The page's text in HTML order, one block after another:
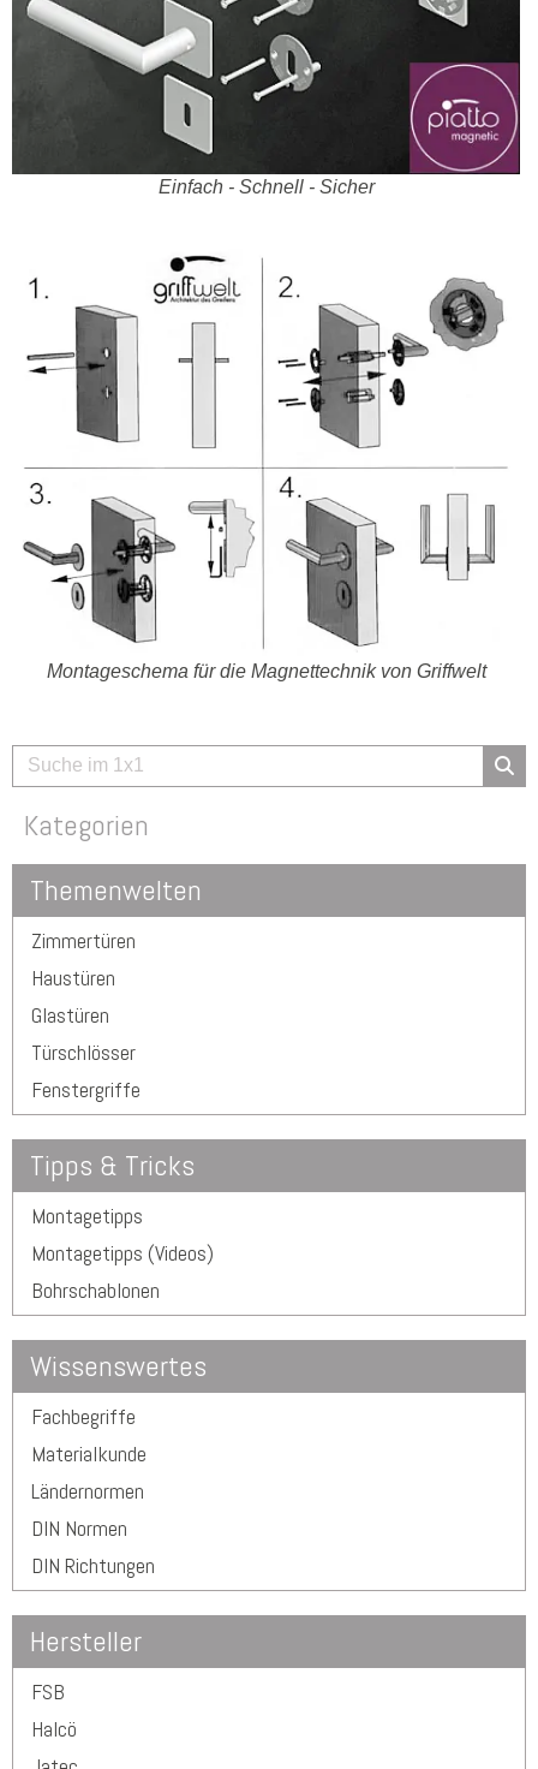
Einfach - Schnell - Sicher
Montageschema für die Magnettechnik von Griffwelt
Kategorien
Themenwelten
Zimmertüren
Haustüren
Glastüren
Türschlösser
Fenstergriffe
Tipps & Tricks
Montagetipps
Montagetipps (Videos)
Bohrschablonen
Wissenswertes
Fachbegriffe
Materialkunde
Ländernormen
DIN Normen
DIN Richtungen
Hersteller
FSB
Halcö